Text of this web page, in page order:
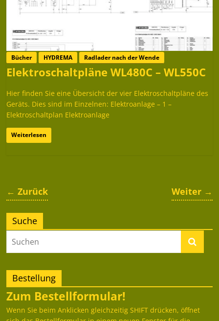
Bücher HYDREMA Radlader nach der Wende
Elektroschaltpläne WL480C – WL550C
Hier finden Sie eine Übersicht der vier Elektroschaltpläne des
Geräts. Dies sind im Einzelnen: Elektroanlage – 1 –
Elektroschaltplan Elektroanlage
Weiterlesen
← Zurück Weiter →
Suche
Bestellung
Zum Bestellformular!
Wenn Sie beim Anklicken gleichzeitig SHIFT drücken, öffnet